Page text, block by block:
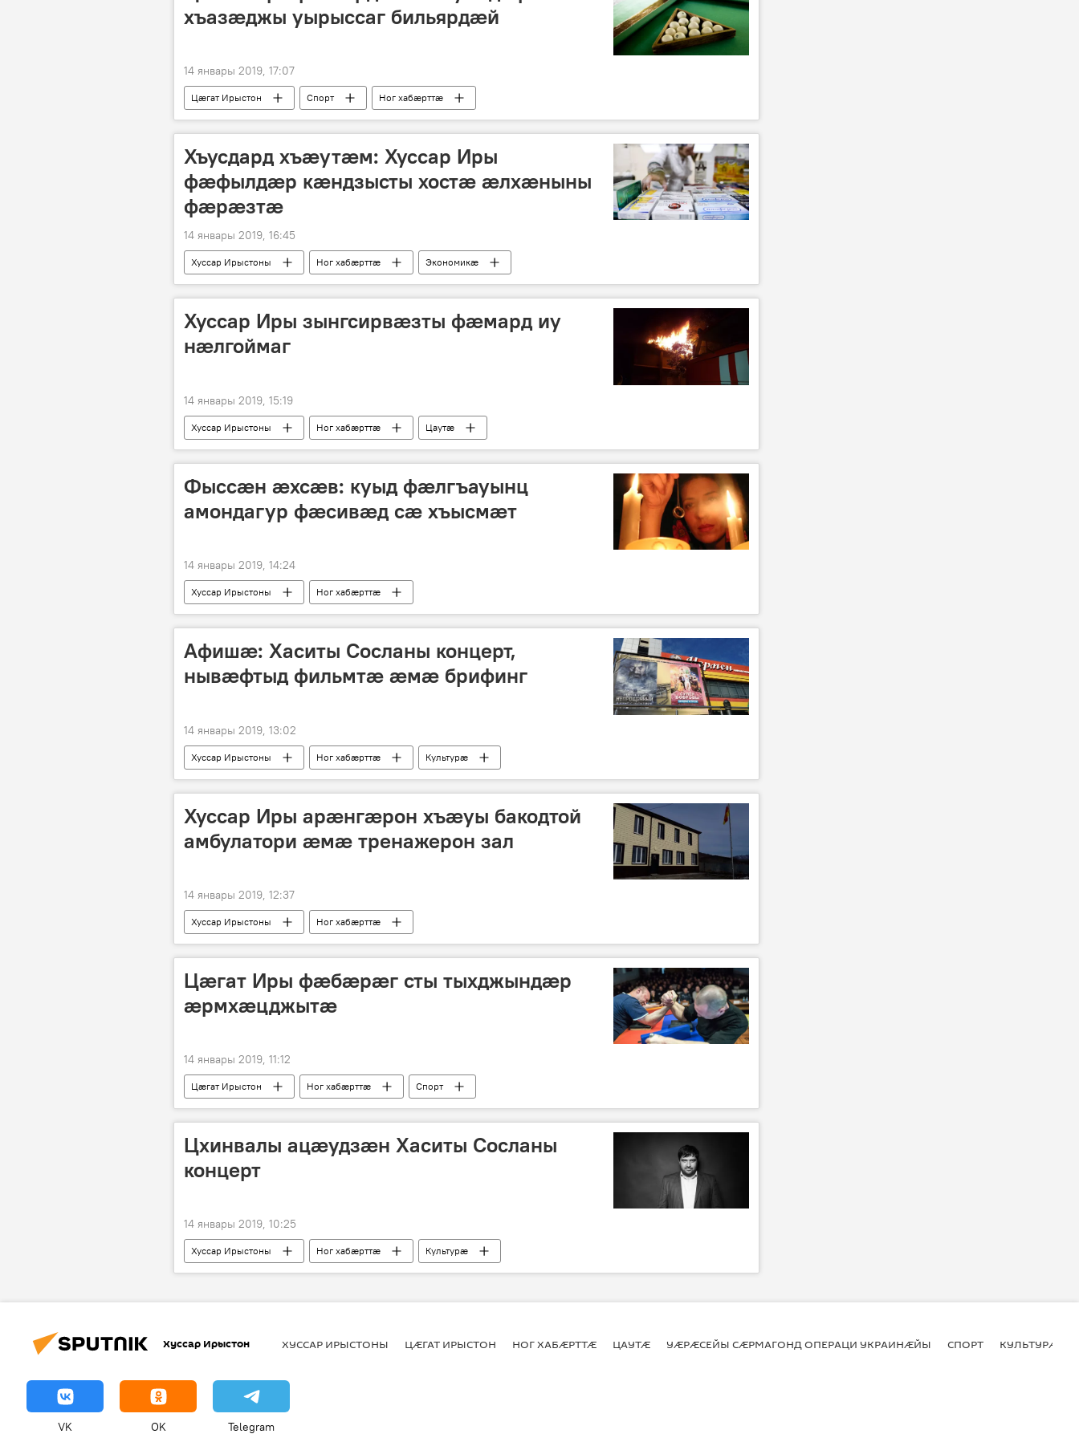
хъазæджы уырыссаг бильярдæй
14 январы 2019, 17:07
Цӕгат Ирыстон Спорт Ног хабӕрттӕ
Хъусдард хъæутæм: Хуссар Иры
фæфылдæр кæндзысты хостæ æлхæныны
фæрæзтæ
14 январы 2019, 16:45
Хуссар Ирыстоны Ног хабӕрттӕ Экономикӕ
Хуссар Иры зынгсирвæзты фæмард иу
нæлгоймаг
14 январы 2019, 15:19
Хуссар Ирыстоны Ног хабӕрттӕ Цаутӕ
Фыссæн æхсæв: куыд фæлгъауынц
амондагур фæсивæд сæ хъысмæт
14 январы 2019, 14:24
Хуссар Ирыстоны Ног хабӕрттӕ
Афишæ: Хаситы Сосланы концерт,
нывæфтыд фильмтæ æмæ брифинг
14 январы 2019, 13:02
Хуссар Ирыстоны Ног хабӕрттӕ Культурӕ
Хуссар Иры арæнгæрон хъæуы бакодтой
амбулатори æмæ тренажерон зал
14 январы 2019, 12:37
Хуссар Ирыстоны Ног хабӕрттӕ
Цæгат Иры фæбæрæг сты тыхджындæр
æрмхæцджытæ
14 январы 2019, 11:12
Цӕгат Ирыстон Ног хабӕрттӕ Спорт
Цхинвалы ацæудзæн Хаситы Сосланы
концерт
14 январы 2019, 10:25
Хуссар Ирыстоны Ног хабӕрттӕ Культурӕ
Хуссар Ирыстон ХУССАР ИРЫСТОНЫ ЦӔГАТ ИРЫСТОН НОГ ХАБӔРТТӔ ЦАУТӔ УӔРӔСЕЙЫ СӔРМАГОНД ОПЕРАЦИ УКРАИНӔЙЫ СПОРТ КУЛЬТУРӔ
VK OK Telegram